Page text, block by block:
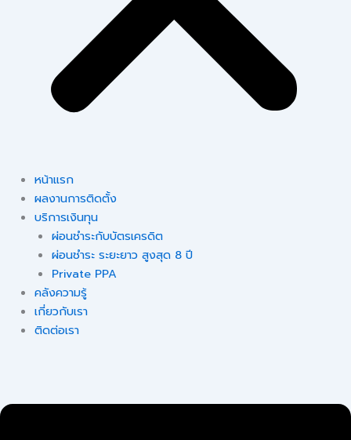
หน้าแรก
ผลงานการติดตั้ง
บริการเงินทุน
ผ่อนชำระกับบัตรเครดิต
ผ่อนชำระ ระยะยาว สูงสุด 8 ปี
Private PPA
คลังความรู้
เกี่ยวกับเรา
ติดต่อเรา